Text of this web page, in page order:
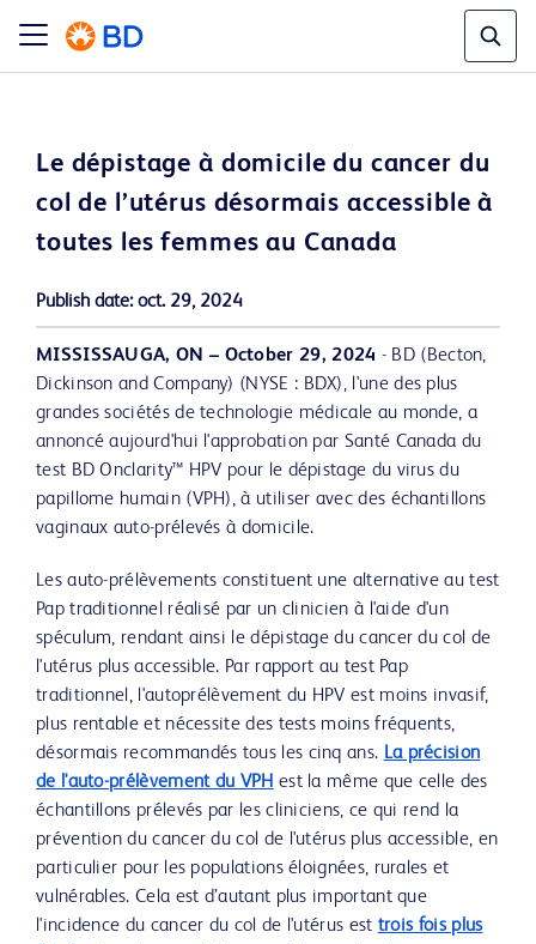
Le dépistage à domicile du cancer du
col de l’utérus désormais accessible à
toutes les femmes au Canada
Publish date: oct. 29, 2024
MISSISSAUGA, ON – October 29, 2024 - BD (Becton,
Dickinson and Company) (NYSE : BDX), l'une des plus
grandes sociétés de technologie médicale au monde, a
annoncé aujourd'hui l'approbation par Santé Canada du
test BD Onclarity™ HPV pour le dépistage du virus du
papillome humain (VPH), à utiliser avec des échantillons
vaginaux auto-prélevés à domicile.
Les auto-prélèvements constituent une alternative au test
Pap traditionnel réalisé par un clinicien à l'aide d'un
spéculum, rendant ainsi le dépistage du cancer du col de
l'utérus plus accessible. Par rapport au test Pap
traditionnel, l'autoprélèvement du HPV est moins invasif,
plus rentable et nécessite des tests moins fréquents,
désormais recommandés tous les cinq ans. La précision
de l'auto-prélèvement du VPH est la même que celle des
échantillons prélevés par les cliniciens, ce qui rend la
prévention du cancer du col de l'utérus plus accessible, en
particulier pour les populations éloignées, rurales et
vulnérables. Cela est d’autant plus important que
l'incidence du cancer du col de l'utérus est trois fois plus